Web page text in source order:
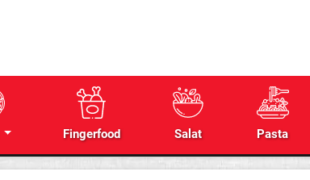
Fingerfood Salat Pasta